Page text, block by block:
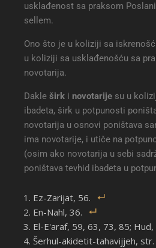
usklađenost sa praksom
sellem.
Ono što je u koliziji sa
u koliziji sa usklađenošću sa
novotarija.
Dakle širk i novotarije su u
ibadeta, širk u potpunosti
novotarija u osnovi poništava
ima novotarije, i utiče na
(osim ako novotarija u sebi
poništava tevhid ibadeta u
Ez-Zarijat, 56.
En-Nahl, 36.
El-E'araf, 59, 63, 73, 85;
Šerhul-akidetit-tahavijjeh,